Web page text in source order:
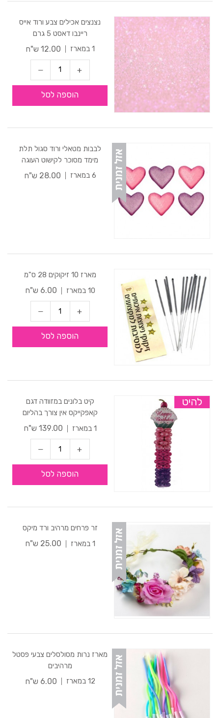
נצנצים אכילים צבע ורוד אייס
ריינבו דאסט 5 גרם
1 במארז
12.00 ש"ח
הוספה לסל
לבבות מטאלי ורוד סגול תלת
מימד מסוכר לקישוט העוגה
6 במארז
28.00 ש"ח
מארז 10 זיקוקים 28 ס"מ
10 במארז
6.00 ש"ח
הוספה לסל
להיט
קיט בלונים במזוודה דגם
קאפקייקס אין צורך בהליום
1 במארז
139.00 ש"ח
הוספה לסל
זר פרחים מרהיב ורד מיקס
1 במארז
25.00 ש"ח
מארז נרות מסולסלים צבעי פסטל
מרהיבים
12 במארז
6.00 ש"ח